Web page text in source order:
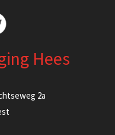
Hees
2a